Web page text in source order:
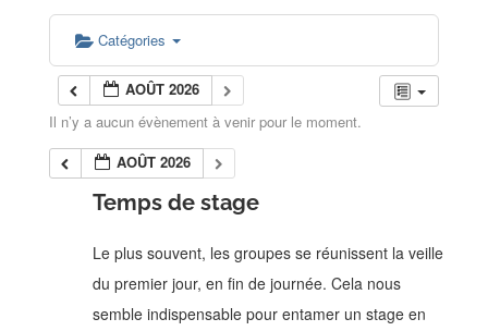
Catégories
AOÛT 2026
Il n’y a aucun évènement à venir pour le moment.
AOÛT 2026
Temps de stage
Le plus souvent, les groupes se réunissent la veille
du premier jour, en fin de journée.Cela nous
semble indispensable pour entamer un stage en